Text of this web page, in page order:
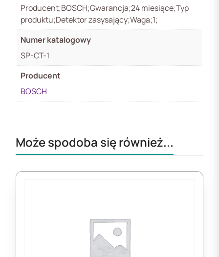
Producent;BOSCH;Gwarancja;24 miesiące;Typ
produktu;Detektor zasysający;Waga;1;
Numer katalogowy
SP-CT-1
Producent
BOSCH
Może spodoba się również...